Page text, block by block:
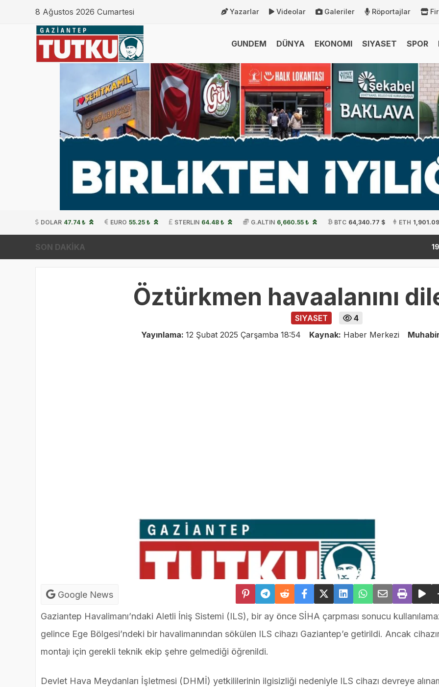
8 Ağustos 2026 Cumartesi Yazarlar Videolar Galeriler Röportajlar
GUNDEM DÜNYA EKONOMI SIYASET SPOR
DOLAR 47.74 ₺ EURO 55.25 ₺ STERLIN 64.48 ₺ G.ALTIN 6,660.55 ₺ BTC 64,340.77 $ ETH
SON DAKİKA
Öztürkmen havaalanını
SIYASET
4
Yayınlama: 12 Şubat 2025 Çarşamba 18:54 Kaynak: Haber Merkezi
Google News
Gaziantep Havalimanı’ndaki Aletli İniş Sistemi (ILS), bir ay önce SİHA çarpması sonucu
gelince Ege Bölgesi’ndeki bir havalimanından sökülen ILS cihazı Gaziantep’e getirildi. Ancak
montajı için gerekli teknik ekip şehre gelmediği öğrenildi.
Devlet Hava Meydanları İşletmesi (DHMİ) yetkililerinin ilgisizliği nedeniyle ILS cihazı devreye